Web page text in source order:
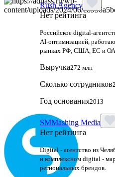
Rush Agency
Нет рейтинга
Российское
AI‑оптимизацией,
рынках РФ, США, ЕС и
Выручка272 млн
Сколько сотрудников
Год основания2013
SMMashing Media
Нет рейтинга
Digital - агентство из
и комплексном digital -
региональных брендов.